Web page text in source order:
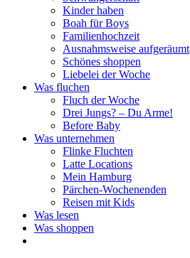
Kinder haben
Boah für Boys
Familienhochzeit
Ausnahmsweise aufgeräumt
Schönes shoppen
Liebelei der Woche
Was fluchen
Fluch der Woche
Drei Jungs? – Du Arme!
Before Baby
Was unternehmen
Flinke Fluchten
Latte Locations
Mein Hamburg
Pärchen-Wochenenden
Reisen mit Kids
Was lesen
Was shoppen